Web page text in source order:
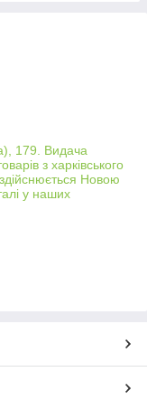
179. Видача
з харківського
Новою
у наших